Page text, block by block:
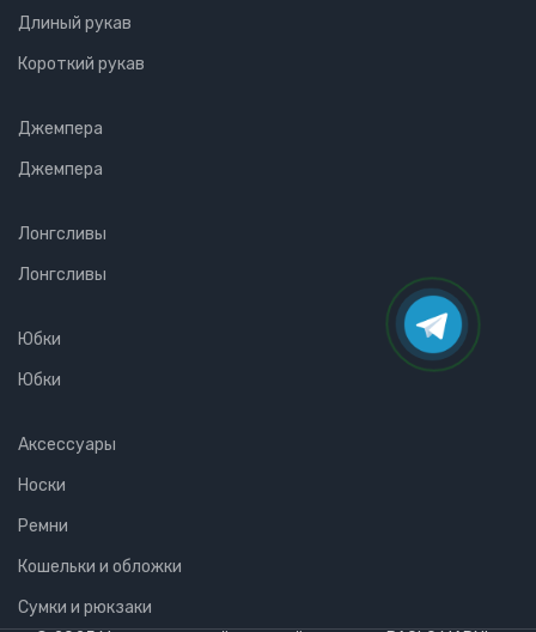
Длиный рукав
Короткий рукав
Джемпера
Джемпера
Лонгсливы
Лонгсливы
Юбки
Юбки
Аксессуары
Носки
Ремни
Кошельки и обложки
Сумки и рюкзаки